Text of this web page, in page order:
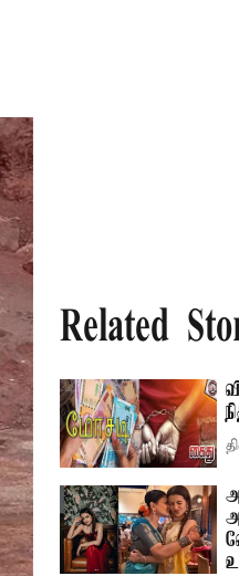
Related